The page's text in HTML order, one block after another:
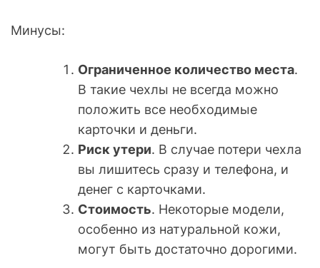
Минусы:
Ограниченное количество места.
В такие чехлы не всегда можно
положить все необходимые
карточки и деньги.
Риск утери. В случае потери чехла
вы лишитесь сразу и телефона, и
денег с карточками.
Стоимость. Некоторые модели,
особенно из натуральной кожи,
могут быть достаточно дорогими.